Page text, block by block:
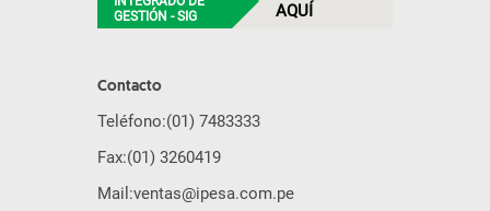
GESTIÓN - SIG
AQUÍ
Contacto
Teléfono:(01) 7483333
Fax:(01) 3260419
Mail:ventas@ipesa.com.pe